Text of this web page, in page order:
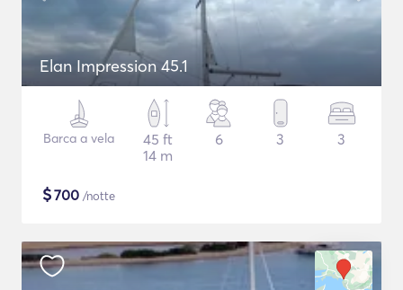
Elan Impression 45.1
Barca a vela
45 ft
14 m
6 3 3
$700 /notte